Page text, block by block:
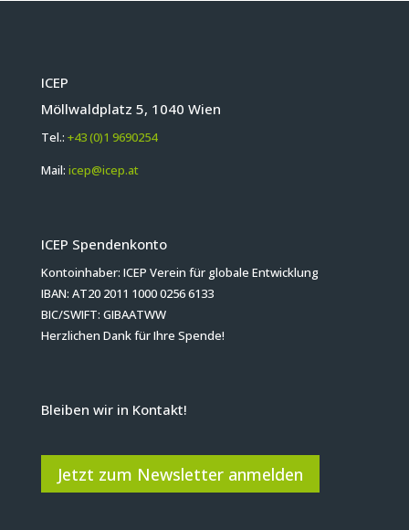
ICEP
Möllwaldplatz 5, 1040 Wien
Tel.: +43 (0)1 9690254
Mail: icep@icep.at
ICEP Spendenkonto
Kontoinhaber: ICEP Verein für globale Entwicklung
IBAN: AT20 2011 1000 0256 6133
BIC/SWIFT: GIBAATWW
Herzlichen Dank für Ihre Spende!
Bleiben wir in Kontakt!
Jetzt zum Newsletter anmelden